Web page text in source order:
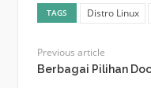
TAGS Distro Linux
Previous article
Berbagai Pilihan